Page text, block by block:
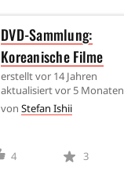
DVD-Sammlung:
Koreanische Filme
erstelltvor 14 Jahren
aktualisiertvor 5 Monaten
von Stefan Ishii
4 3